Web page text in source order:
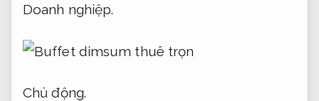
Doanh nghiệp.
Chủ động.